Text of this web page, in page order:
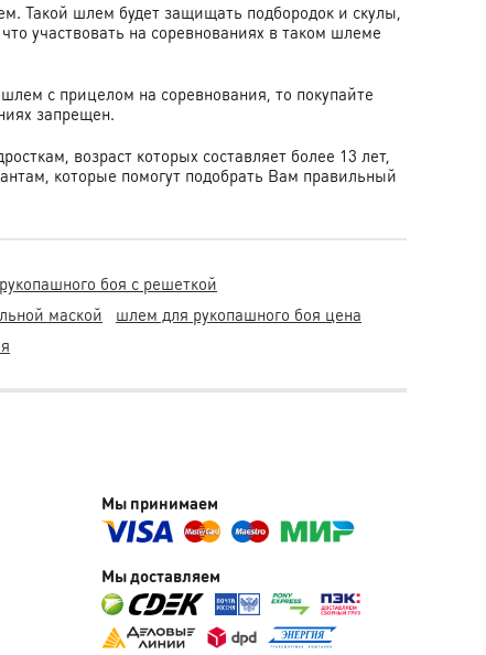
Такой шлем будет защищать подбородок и скулы,
участвовать на соревнованиях в таком шлеме
с прицелом на соревнования, то покупайте
запрещен.
возраст которых составляет более 13 лет,
которые помогут подобрать Вам правильный
боя с решеткой
маской
шлем для рукопашного боя цена
Мы принимаем
Мы доставляем